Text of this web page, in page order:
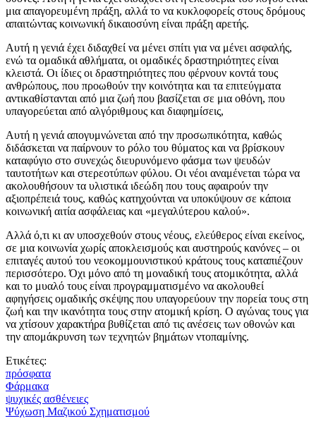
μια απαγορευμένη πράξη, αλλά το να κυκλοφορείς στους δρόμους
απαιτώντας κοινωνική δικαιοσύνη είναι πράξη αρετής.
Αυτή η γενιά έχει διδαχθεί να μένει σπίτι για να μένει ασφαλής,
ενώ τα ομαδικά αθλήματα, οι ομαδικές δραστηριότητες είναι
κλειστά. Οι ίδιες οι δραστηριότητες που φέρνουν κοντά τους
ανθρώπους, που προωθούν την κοινότητα και τα επιτεύγματα
αντικαθίστανται από μια ζωή που βασίζεται σε μια οθόνη, που
υπαγορεύεται από αλγόριθμους και διαφημίσεις,
Αυτή η γενιά απογυμνώνεται από την προσωπικότητα, καθώς
διδάσκεται να παίρνουν το ρόλο του θύματος και να βρίσκουν
καταφύγιο στο συνεχώς διευρυνόμενο φάσμα των ψευδών
ταυτοτήτων και στερεοτύπων φύλου. Οι νέοι αναμένεται τώρα να
ακολουθήσουν τα υλιστικά ιδεώδη που τους αφαιρούν την
αξιοπρέπειά τους, καθώς κατηχούνται να υποκύψουν σε κάποια
κοινωνική αιτία ασφάλειας και «μεγαλύτερου καλού».
Αλλά ό,τι κι αν υποσχεθούν στους νέους, ελεύθερος είναι εκείνος,
σε μια κοινωνία χωρίς αποκλεισμούς και αυστηρούς κανόνες – οι
επιταγές αυτού του νεοκομμουνιστικού κράτους τους καταπιέζουν
περισσότερο. Όχι μόνο από τη μοναδική τους ατομικότητα, αλλά
και το μυαλό τους είναι προγραμματισμένο να ακολουθεί
αφηγήσεις ομαδικής σκέψης που υπαγορεύουν την πορεία τους στη
ζωή και την ικανότητα τους στην ατομική κρίση. Ο αγώνας τους για
να χτίσουν χαρακτήρα βυθίζεται από τις ανέσεις των οθονών και
την απομάκρυνση των τεχνητών βημάτων ντοπαμίνης.
Ετικέτες:
πρόσφατα
Φάρμακα
ψυχικές ασθένειες
Ψύχωση Μαζικού Σχηματισμού